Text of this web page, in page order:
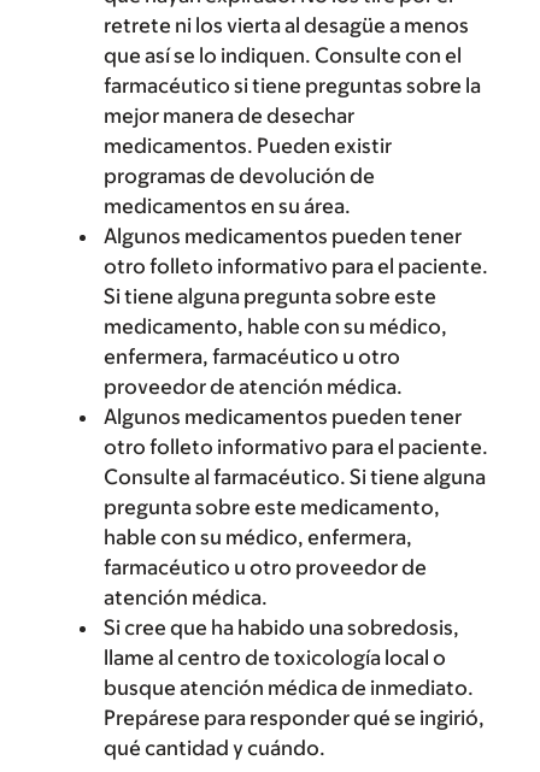
retrete ni los vierta al desagüe a menos
que así se lo indiquen. Consulte con el
farmacéutico si tiene preguntas sobre la
mejor manera de desechar
medicamentos. Pueden existir
programas de devolución de
medicamentos en su área.
Algunos medicamentos pueden tener
otro folleto informativo para el paciente.
Si tiene alguna pregunta sobre este
medicamento, hable con su médico,
enfermera, farmacéutico u otro
proveedor de atención médica.
Algunos medicamentos pueden tener
otro folleto informativo para el paciente.
Consulte al farmacéutico. Si tiene alguna
pregunta sobre este medicamento,
hable con su médico, enfermera,
farmacéutico u otro proveedor de
atención médica.
Si cree que ha habido una sobredosis,
llame al centro de toxicología local o
busque atención médica de inmediato.
Prepárese para responder qué se ingirió,
qué cantidad y cuándo.